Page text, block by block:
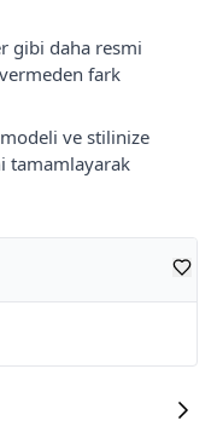
gibi daha resmi
fark
ve stilinize
tamamlayarak